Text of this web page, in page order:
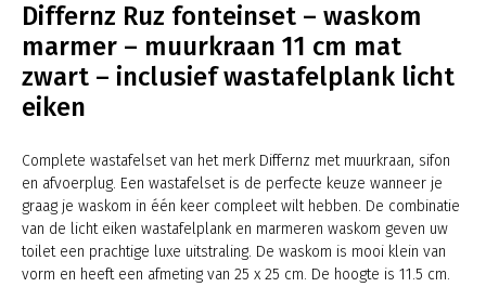
Differnz Ruz fonteinset – waskom
marmer – muurkraan 11 cm mat
zwart – inclusief wastafelplank licht
eiken
Complete wastafelset van het merk Differnz met muurkraan, sifon
en afvoerplug. Een wastafelset is de perfecte keuze wanneer je
graag je waskom in één keer compleet wilt hebben. De combinatie
van de licht eiken wastafelplank en marmeren waskom geven uw
toilet een prachtige luxe uitstraling. De waskom is mooi klein van
vorm en heeft een afmeting van 25 x 25 cm. De hoogte is 11.5 cm.